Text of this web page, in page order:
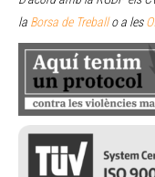
la Borsa de Treballo a les